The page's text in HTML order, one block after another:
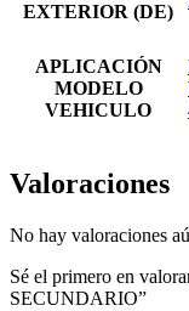
EXTERIOR (DE)
APLICACIÓN
MODELO
VEHICULO
Valoraciones
No hay valoraciones
Sé el primero en
SECUNDARIO”